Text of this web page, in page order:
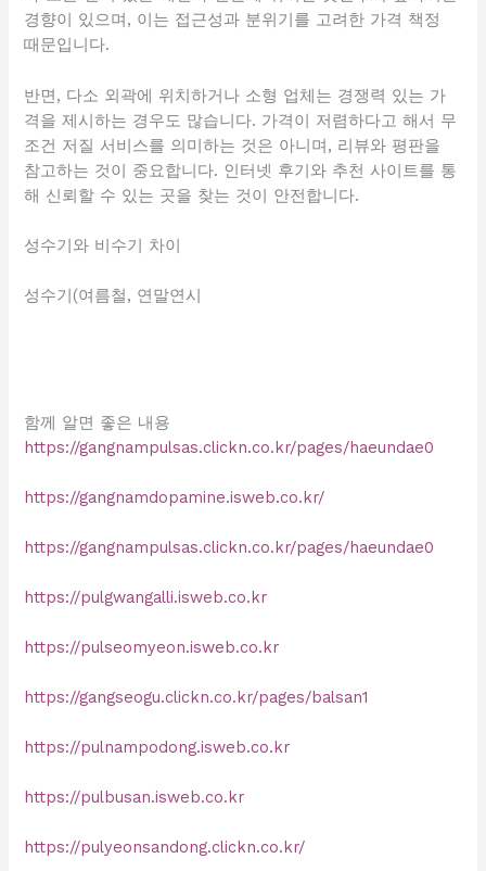
경향이 있으며, 이는 접근성과 분위기를 고려한 가격 책정
때문입니다.
반면, 다소 외곽에 위치하거나 소형 업체는 경쟁력 있는 가
격을 제시하는 경우도 많습니다. 가격이 저렴하다고 해서 무
조건 저질 서비스를 의미하는 것은 아니며, 리뷰와 평판을
참고하는 것이 중요합니다. 인터넷 후기와 추천 사이트를 통
해 신뢰할 수 있는 곳을 찾는 것이 안전합니다.
성수기와 비수기 차이
성수기(여름철, 연말연시
함께 알면 좋은 내용
https://gangnampulsas.clickn.co.kr/pages/haeundae0
https://gangnamdopamine.isweb.co.kr/
https://gangnampulsas.clickn.co.kr/pages/haeundae0
https://pulgwangalli.isweb.co.kr
https://pulseomyeon.isweb.co.kr
https://gangseogu.clickn.co.kr/pages/balsan1
https://pulnampodong.isweb.co.kr
https://pulbusan.isweb.co.kr
https://pulyeonsandong.clickn.co.kr/